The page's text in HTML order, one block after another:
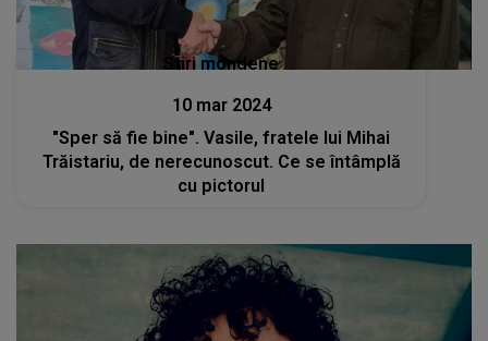
Stiri mondene
10 mar 2024
"Sper să fie bine". Vasile, fratele lui Mihai
Trăistariu, de nerecunoscut. Ce se întâmplă
cu pictorul